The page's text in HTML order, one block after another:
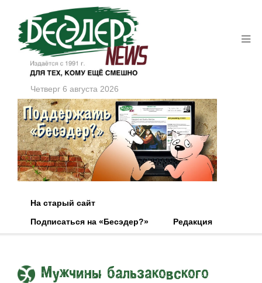
Четверг 6 августа 2026
На старый сайт
Подписаться на «Бесэдер?»
Редакция
Мужчины бальзаковского